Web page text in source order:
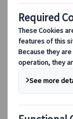
Le
Les
La
La
Questions
Règles
Japan
Consultation